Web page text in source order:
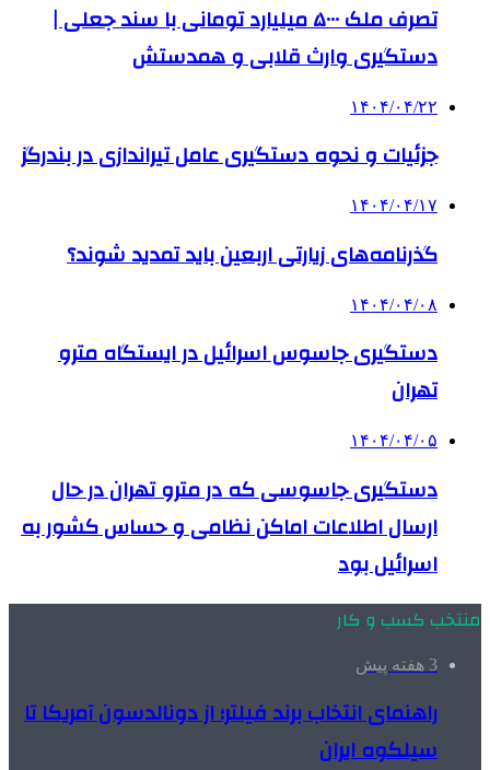
تصرف ملک ۵۰۰۰ میلیارد تومانی با سند جعلی |
دستگیری وارث قلابی و همدستش
۱۴۰۴/۰۴/۲۲
جزئیات و نحوه دستگیری عامل تیراندازی در بندرگز
۱۴۰۴/۰۴/۱۷
گذرنامه‌های زیارتی اربعین باید تمدید شوند؟
۱۴۰۴/۰۴/۰۸
دستگیری جاسوس اسرائیل در ایستگاه مترو
تهران
۱۴۰۴/۰۴/۰۵
دستگیری جاسوسی که در مترو تهران در حال
ارسال اطلاعات اماکن نظامی و حساس کشور به
اسرائیل بود
منتخب کسب و کار
3 هفته پیش
راهنمای انتخاب برند فیلتر؛ از دونالدسون آمریکا تا
سیلکوه ایران